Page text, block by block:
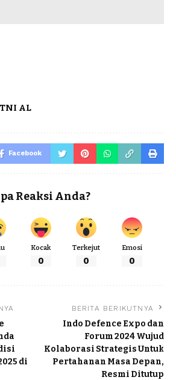
TNI AL
Facebook
Reaksi Anda?
Kocak
0
Terkejut
0
Emosi
0
di
BERITA BERIKUTNYA
Indo Defence Expo dan
Forum 2024 Wujud
Kolaborasi Strategis Untuk
Pertahanan Masa Depan,
Resmi Ditutup